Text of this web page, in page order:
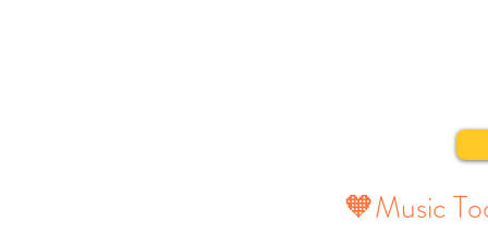
​🧡Music